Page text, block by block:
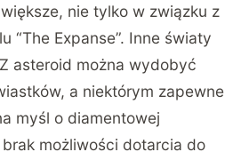
nie tylko w związku z
“The Expanse”. Inne światy
asteroid można wydobyć
a niektórym zapewne
myśl o diamentowej
możliwości dotarcia do